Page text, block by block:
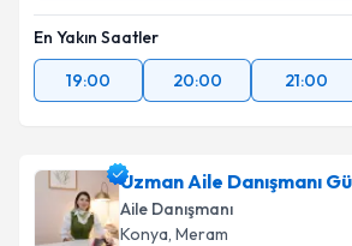
En Yakın Saatler
19:00
20:00 21:00
Uzman Aile Danışmanı
Aile Danışmanı
Konya, Meram